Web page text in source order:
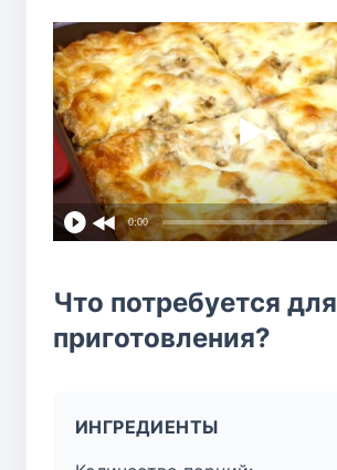
0:00
Что потребуется для
приготовления?
ИНГРЕДИЕНТЫ